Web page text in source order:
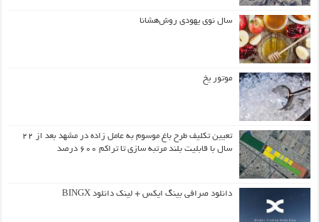
سال نوی یهودی روش‌هشانا
موتور یخ
تعیین تکلیف طرح باغ موسوم به عامل زاده در مشهد بعد از ۲۲
سال با قابلیت بلند مرتبه سازی تا تراکم ۶۰۰ درصد
دانلود صرافی بینگ ایکس + لینک دانلود BINGX